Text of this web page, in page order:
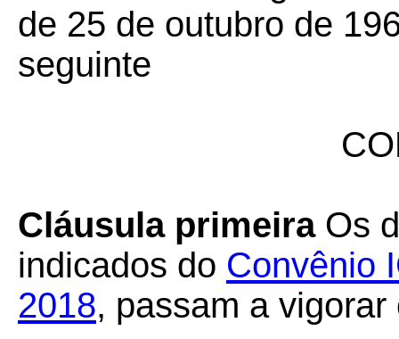
de 25 de outubro de
seguinte
Cláusula primeiraOs
indicados do Convênio
2018, passam a